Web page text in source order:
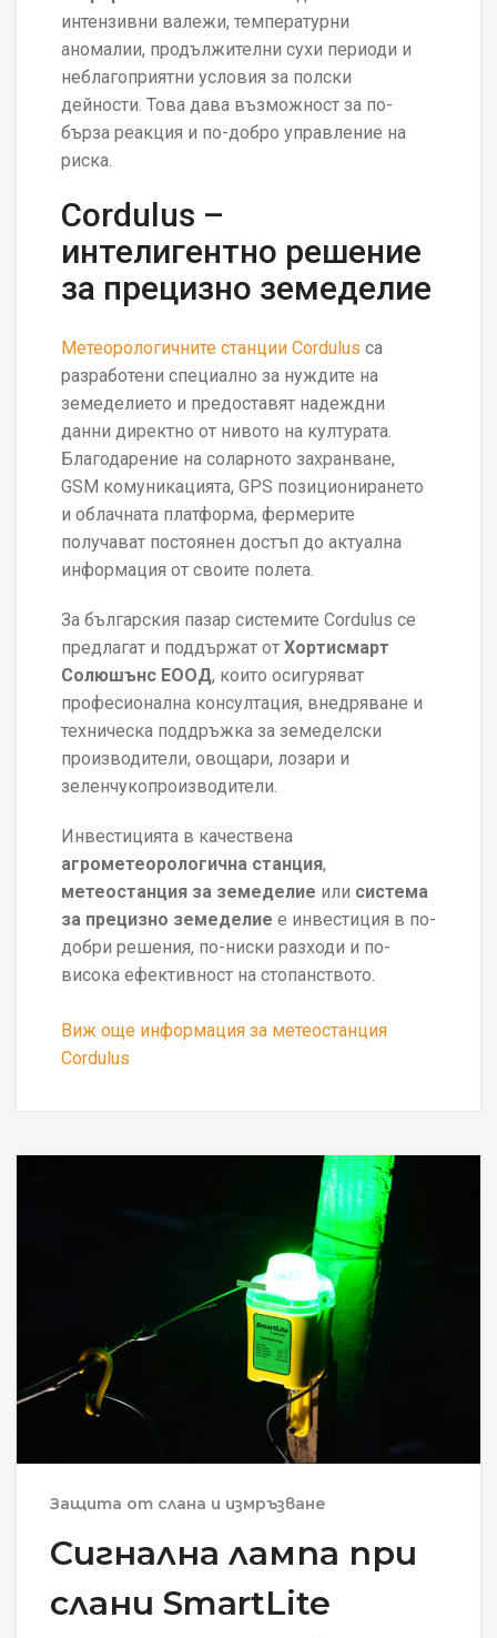
интензивни валежи, температурни
аномалии, продължителни сухи периоди и
неблагоприятни условия за полски
дейности. Това дава възможност за по-
бърза реакция и по-добро управление на
риска.
Cordulus –
интелигентно решение
за прецизно земеделие
Метеорологичните станции Cordulus са
разработени специално за нуждите на
земеделието и предоставят надеждни
данни директно от нивото на културата.
Благодарение на соларното захранване,
GSM комуникацията, GPS позиционирането
и облачната платформа, фермерите
получават постоянен достъп до актуална
информация от своите полета.
За българския пазар системите Cordulus се
предлагат и поддържат от Хортисмарт
Солюшънс ЕООД, които осигуряват
професионална консултация, внедряване и
техническа поддръжка за земеделски
производители, овощари, лозари и
зеленчукопроизводители.
Инвестицията в качествена
агрометеорологична станция,
метеостанция за земеделие или система
за прецизно земеделие е инвестиция в по-
добри решения, по-ниски разходи и по-
висока ефективност на стопанството.
Виж още информация за метеостанция
Cordulus
Защита от слана и измръзване
Сигнална лампа при
слани SmartLite